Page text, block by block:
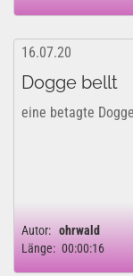
16.07.20
Dogge bellt
eine betagte
Autor: ohrwald
Länge: 00:00:16